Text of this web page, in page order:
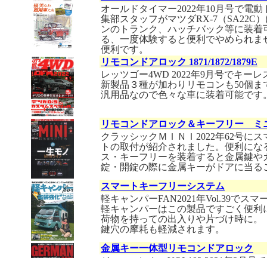
オールドタイマー2022年10月号で電
集部スタッフがマツダRX-7（SA22C
ンのトランク、ハッチバック等に装
る、一度体験すると便利でやめられ
便利です。
リモコンドアロック 1871/1872/1879E
レッツゴー4WD 2022年9月号でキー
新製品３種が加わりリモコンも50個
汎用品なので色々な車に装着可能です
リモコンドアロック＆キーフリー ミ
クラッシックＭＩＮＩ2022年62号に
トの取付が紹介されました。便利に
ス・キーフリーを装着すると金属鍵
錠・開錠の際に金属キーがドアに当
スマートキーフリーシステム
軽キャンパーFAN2021年Vol.39でスマ
軽キャンパーはこの製品ですごく便利
荷物を持っての出入りや片づけ時に。
鍵穴の摩耗も軽減されます。
金属キー一体型リモコンドアロック